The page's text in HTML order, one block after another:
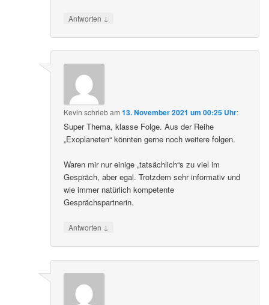
Antworten ↓
Kevin schriebam13. November 2021 um 00:25 Uhr:
Super Thema, klasse Folge. Aus der Reihe
„Exoplaneten“ könnten gerne noch weitere folgen.
Waren mir nur einige „tatsächlich“s zu viel im
Gespräch, aber egal. Trotzdem sehr informativ und
wie immer natürlich kompetente
Gesprächspartnerin.
Antworten ↓